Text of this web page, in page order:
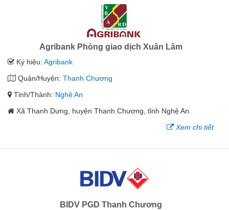
Agribank Phòng giao dịch Xuân Lâm
Ký hiệu: Agribank
Quận/Huyện: Thanh Chương
Tỉnh/Thành: Nghệ An
Xã Thanh Dưng, huyện Thanh Chương, tỉnh Nghệ An
Xem chi tiết
BIDV PGD Thanh Chương